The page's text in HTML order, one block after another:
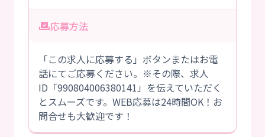
応募方法
「この求人に応募する」ボタンまたはお電
話にてご応募ください。※その際、求人
ID「990804006380141」を伝えていただく
とスムーズです。WEB応募は24時間OK！お
問合せも大歓迎です！